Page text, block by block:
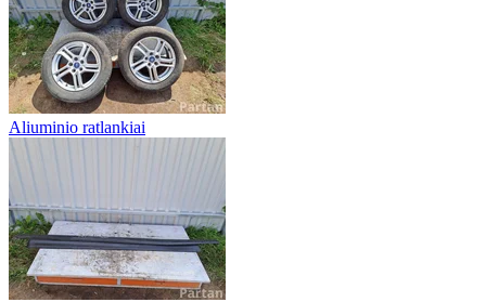
Aliuminio ratlankiai